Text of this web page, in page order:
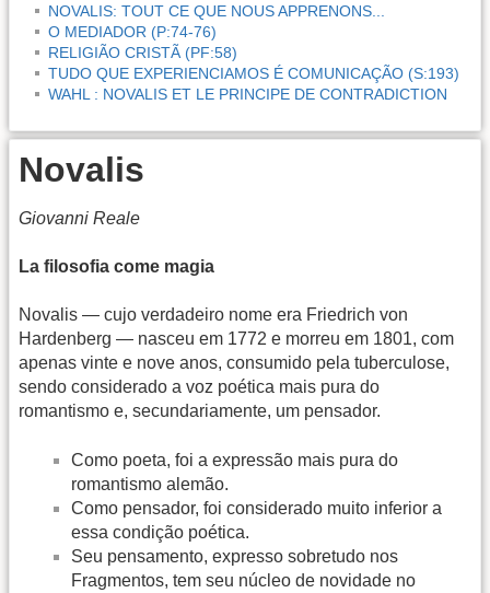
NOVALIS: TOUT CE QUE NOUS APPRENONS...
O MEDIADOR (P:74-76)
RELIGIÃO CRISTÃ (PF:58)
TUDO QUE EXPERIENCIAMOS É COMUNICAÇÃO (S:193)
WAHL : NOVALIS ET LE PRINCIPE DE CONTRADICTION
Novalis
Giovanni Reale
La filosofia come magia
Novalis — cujo verdadeiro nome era Friedrich von
Hardenberg — nasceu em 1772 e morreu em 1801, com
apenas vinte e nove anos, consumido pela tuberculose,
sendo considerado a voz poética mais pura do
romantismo e, secundariamente, um pensador.
Como poeta, foi a expressão mais pura do
romantismo alemão.
Como pensador, foi considerado muito inferior a
essa condição poética.
Seu pensamento, expresso sobretudo nos
Fragmentos, tem seu núcleo de novidade no